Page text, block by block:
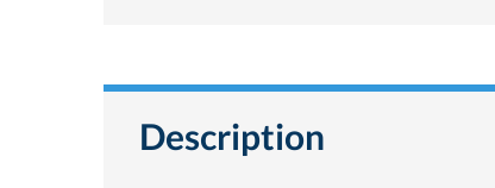
Description